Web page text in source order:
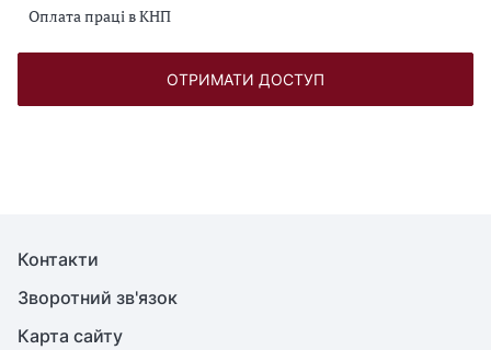
Оплата праці в КНП
ОТРИМАТИ ДОСТУП
Контакти
Зворотний зв'язок
Карта сайту